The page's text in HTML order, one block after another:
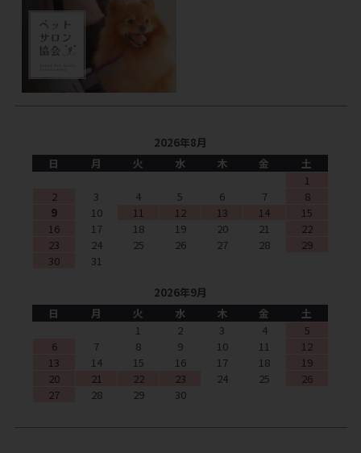
2026年8月
日
月 火 水 木 金
土
1
2
3 4 5 6 7
8
9
10 11 12 13 14
15
16
17 18 19 20 21
22
23
24 25 26 27 28
29
30
31
2026年9月
日
月 火 水 木 金
土
1
2 3 4
5
6
7 8 9 10 11
12
13
14 15 16 17 18
19
20
21 22 23 24 25
26
27
28 29 30